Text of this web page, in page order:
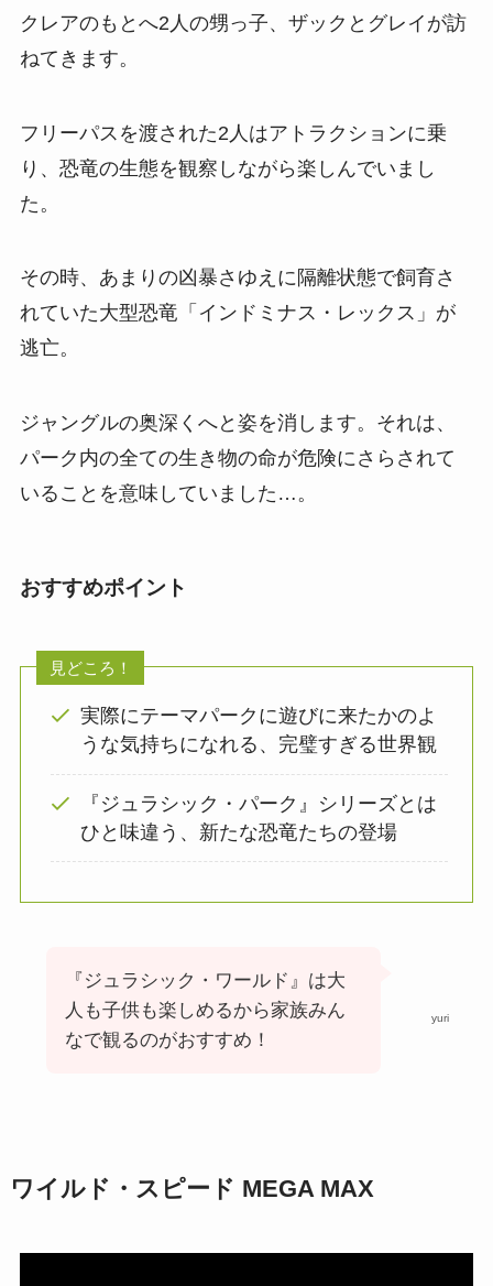
クレアのもとへ2人の甥っ子、ザックとグレイが訪
ねてきます。
フリーパスを渡された2人はアトラクションに乗
り、恐竜の生態を観察しながら楽しんでいまし
た。
その時、あまりの凶暴さゆえに隔離状態で飼育さ
れていた大型恐竜「インドミナス・レックス」が
逃亡。
ジャングルの奥深くへと姿を消します。それは、
パーク内の全ての生き物の命が危険にさらされて
いることを意味していました…。
おすすめポイント
見どころ！
実際にテーマパークに遊びに来たかのよ
うな気持ちになれる、完璧すぎる世界観
『ジュラシック・パーク』シリーズとは
ひと味違う、新たな恐竜たちの登場
yuri
『ジュラシック・ワールド』は大
人も子供も楽しめるから家族みん
なで観るのがおすすめ！
ワイルド・スピード MEGA MAX